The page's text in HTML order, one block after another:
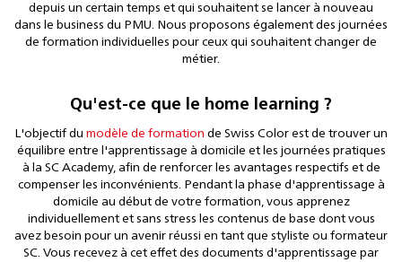
depuis un certain temps et qui souhaitent se lancer à nouveau
dans le business du PMU. Nous proposons également des journées
de formation individuelles pour ceux qui souhaitent changer de
métier.
Qu'est-ce que le home learning ?
L'objectif du modèle de formation de Swiss Color est de trouver un
équilibre entre l'apprentissage à domicile et les journées pratiques
à la SC Academy, afin de renforcer les avantages respectifs et de
compenser les inconvénients. Pendant la phase d'apprentissage à
domicile au début de votre formation, vous apprenez
individuellement et sans stress les contenus de base dont vous
avez besoin pour un avenir réussi en tant que styliste ou formateur
SC. Vous recevez à cet effet des documents d'apprentissage par